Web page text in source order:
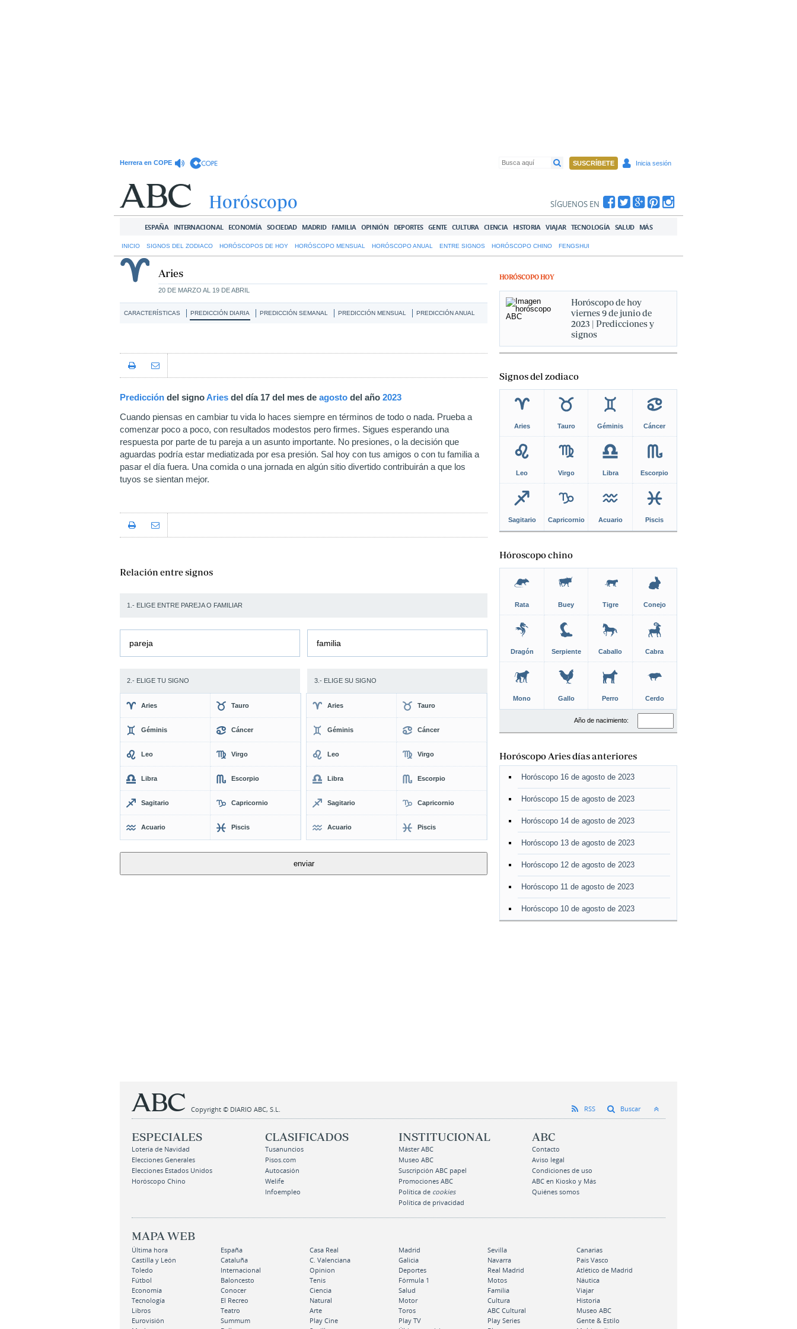
SUSCRÍBETE Inicia sesión
Herrera en COPE
SÍGUENOS EN
ESPAÑA INTERNACIONAL ECONOMÍA SOCIEDAD MADRID FAMILIA OPINIÓN DEPORTES GENTE CULTURA CIENCIA HISTORIA VIAJAR TECNOLOGÍA SALUD MÁS
INICIO SIGNOS DEL ZODIACO HORÓSCOPOS DE HOY HORÓSCOPO MENSUAL HORÓSCOPO ANUAL ENTRE SIGNOS HORÓSCOPO CHINO FENGSHUI
Horóscopo
Aries
20 DE MARZO AL 19 DE ABRIL
CARACTERÍSTICAS PREDICCIÓN DIARIA PREDICCIÓN SEMANAL PREDICCIÓN MENSUAL PREDICCIÓN ANUAL
Predicción del signoAries del día 17 del mes de agosto del año 2023
Cuando piensas en cambiar tu vida lo haces siempre en términos de todo o nada. Prueba a
comenzar poco a poco, con resultados modestos pero firmes. Sigues esperando una
respuesta por parte de tu pareja a un asunto importante. No presiones, o la decisión que
aguardas podría estar mediatizada por esa presión. Sal hoy con tus amigos o con tu familia a
pasar el día fuera. Una comida o una jornada en algún sitio divertido contribuirán a que los
tuyos se sientan mejor.
Relación entre signos
1.- ELIGE ENTRE PAREJA O FAMILIAR
pareja familia
2.- ELIGE TU SIGNO 3.- ELIGE SU SIGNO
Aries Tauro
Géminis Cáncer
Leo Virgo
Libra Escorpio
Sagitario Capricornio
Acuario Piscis
Aries Tauro
Géminis Cáncer
Leo Virgo
Libra Escorpio
Sagitario Capricornio
Acuario Piscis
HORÓSCOPO HOY
Horóscopo de hoy
viernes 9 de junio de
2023 | Predicciones y
signos
Signos del zodiaco
Aries Tauro Géminis Cáncer
Leo Virgo Libra Escorpio
Sagitario Capricornio Acuario Piscis
Hóroscopo chino
Rata Buey Tigre Conejo
Dragón Serpiente Caballo Cabra
Mono Gallo Perro Cerdo
Año de nacimiento:
Horóscopo Aries días anteriores
Horóscopo 16 de agosto de 2023
Horóscopo 15 de agosto de 2023
Horóscopo 14 de agosto de 2023
Horóscopo 13 de agosto de 2023
Horóscopo 12 de agosto de 2023
Horóscopo 11 de agosto de 2023
Horóscopo 10 de agosto de 2023
Copyright © DIARIO ABC, S.L. RSS Buscar
ESPECIALES
Lotería de Navidad
Elecciones Generales
Elecciones Estados Unidos
Horóscopo Chino
CLASIFICADOS
Tusanuncios
Pisos.com
Autocasión
Welife
Infoempleo
INSTITUCIONAL
Máster ABC
Museo ABC
Suscripción ABC papel
Promociones ABC
Política de cookies
Política de privacidad
ABC
Contacto
Aviso legal
Condiciones de uso
ABC en Kiosko y Más
Quiénes somos
MAPA WEB
Última hora España Casa Real Madrid Sevilla
Canarias
Castilla y León
Cataluña C. Valenciana Galicia Navarra
País Vasco
Toledo
Internacional Opinion Deportes Real Madrid
Atlético de Madrid
Fútbol
Baloncesto Tenis Fórmula 1 Motos
Náutica
Economía
Conocer Ciencia Salud Familia
Viajar
Tecnología
El Recreo Natural Motor Cultura
Historia
Libros
Teatro Arte Toros ABC Cultural
Museo ABC
Eurovisión
Summum Play Cine Play TV Play Series
Gente & Estilo